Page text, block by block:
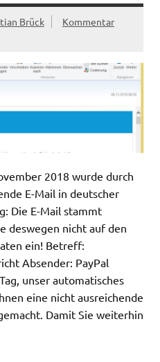
Brück
Kommentar
2018 wurde durch
E-Mail in deutscher
Die E-Mail stammt
deswegen nicht auf den
ein! Betreff:
Absender: PayPal
unser automatisches
eine nicht ausreichende
Damit Sie weiterhin